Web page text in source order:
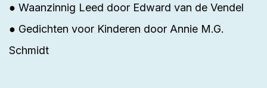
● Waanzinnig Leed door Edward van de Vendel
● Gedichten voor Kinderen door Annie M.G.
Schmidt